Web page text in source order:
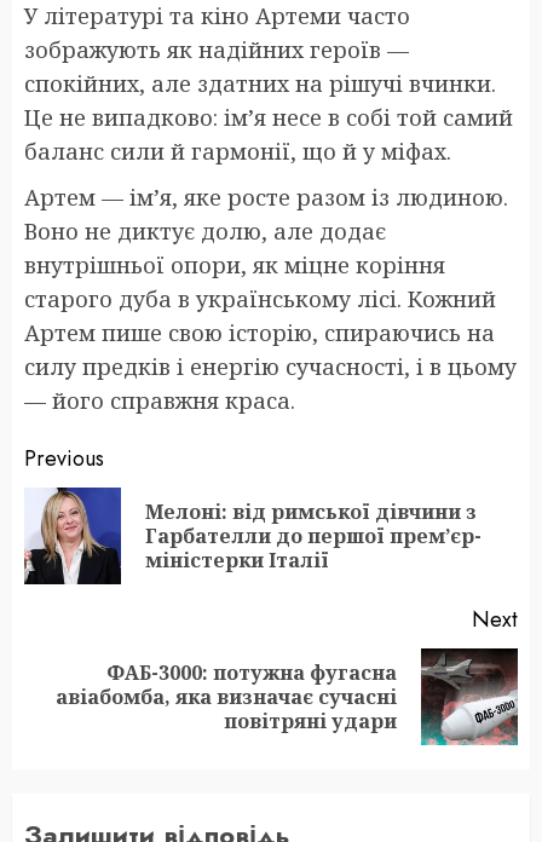
У літературі та кіно Артеми часто
зображують як надійних героїв —
спокійних, але здатних на рішучі вчинки.
Це не випадково: ім’я несе в собі той самий
баланс сили й гармонії, що й у міфах.
Артем — ім’я, яке росте разом із людиною.
Воно не диктує долю, але додає
внутрішньої опори, як міцне коріння
старого дуба в українському лісі. Кожний
Артем пише свою історію, спираючись на
силу предків і енергію сучасності, і в цьому
— його справжня краса.
Post
navigation
Previous
Мелоні: від римської дівчини з
Гарбателли до першої прем’єр-
міністерки Італії
Next
Next
ФАБ-3000: потужна фугасна
авіабомба, яка визначає сучасні
повітряні удари